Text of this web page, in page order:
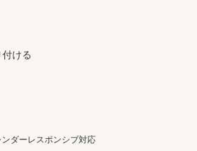
ける
ダーレスポンシブ対応